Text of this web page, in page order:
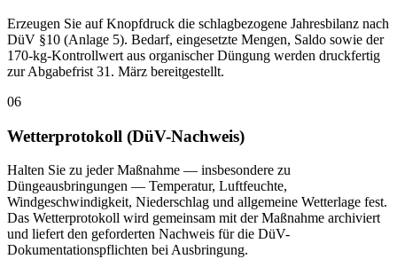
Erzeugen Sie auf Knopfdruck die schlagbezogene Jahresbilanz nach
DüV §10 (Anlage 5). Bedarf, eingesetzte Mengen, Saldo sowie der
170-kg-Kontrollwert aus organischer Düngung werden druckfertig
zur Abgabefrist 31. März bereitgestellt.
06
Wetterprotokoll (DüV-Nachweis)
Halten Sie zu jeder Maßnahme — insbesondere zu
Düngeausbringungen — Temperatur, Luftfeuchte,
Windgeschwindigkeit, Niederschlag und allgemeine Wetterlage fest.
Das Wetterprotokoll wird gemeinsam mit der Maßnahme archiviert
und liefert den geforderten Nachweis für die DüV-
Dokumentationspflichten bei Ausbringung.